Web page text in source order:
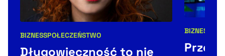
Kategorie artykułu:
BIZNESSPOŁECZEŃSTWO
Długowieczność to nie
BIZNES